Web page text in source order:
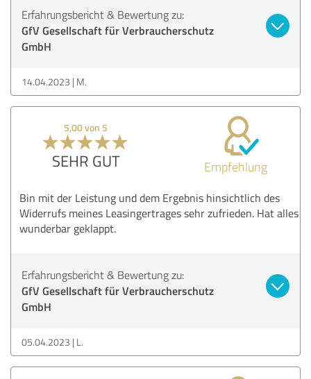
Erfahrungsbericht & Bewertung zu:
GfV Gesellschaft für Verbraucherschutz
GmbH
14.04.2023 M.
5,00 von 5
SEHR GUT Empfehlung
Bin mit der Leistung und dem Ergebnis hinsichtlich des
Widerrufs meines Leasingertrages sehr zufrieden. Hat alles
wunderbar geklappt.
Erfahrungsbericht & Bewertung zu:
GfV Gesellschaft für Verbraucherschutz
GmbH
05.04.2023 L.